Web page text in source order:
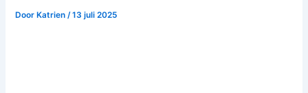
Door Katrien/13 juli 2025